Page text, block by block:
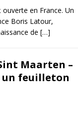
en France. Un
Boris Latour,
de […]
Maarten –
un feuilleton